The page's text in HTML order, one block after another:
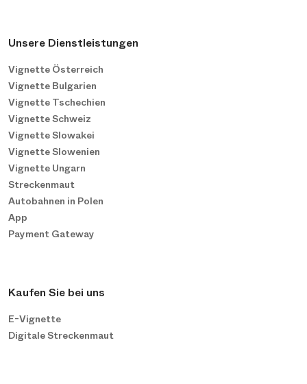
Unsere Dienstleistungen
Vignette Österreich
Vignette Bulgarien
Vignette Tschechien
Vignette Schweiz
Vignette Slowakei
Vignette Slowenien
Vignette Ungarn
Streckenmaut
Autobahnen in Polen
App
Payment Gateway
Kaufen Sie bei uns
E-Vignette
Digitale Streckenmaut